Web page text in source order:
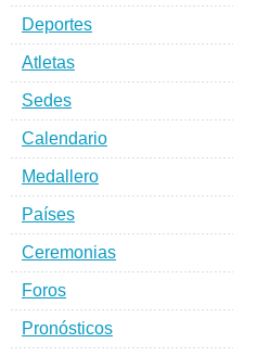
Deportes
Atletas
Sedes
Calendario
Medallero
Países
Ceremonias
Foros
Pronósticos